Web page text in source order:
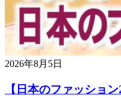
2026年8月5日
【日本のファッショ